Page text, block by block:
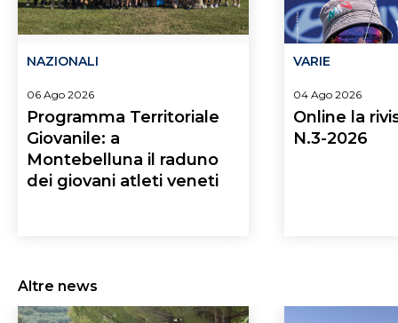
NAZIONALI
06 Ago 2026
Programma Territoriale
Giovanile: a
Montebelluna il raduno
dei giovani atleti veneti
VARIE
04 Ago 2026
Online la
N.3-2026